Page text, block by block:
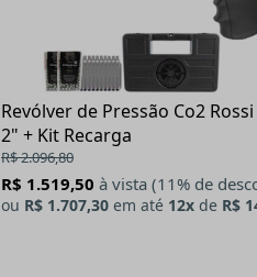
Revólver de Pressão Co2 Rossi
2" + Kit Recarga
R$ 2.096,80
R$ 1.519,50 à vista (11% de
ou R$ 1.707,30 em até 12x de R$